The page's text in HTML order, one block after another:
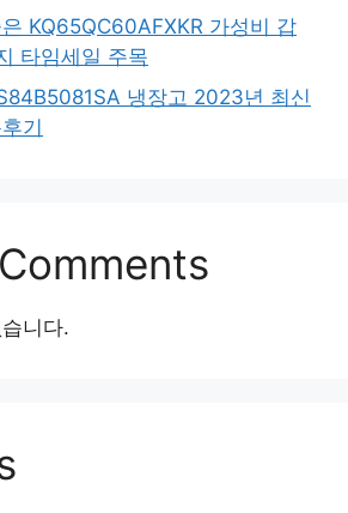
KQ65QC60AFXKR 가성비 갑
타임세일 주목
냉장고 2023년 최신
기
니다.